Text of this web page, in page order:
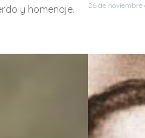
y homenaje. 26 de noviembre